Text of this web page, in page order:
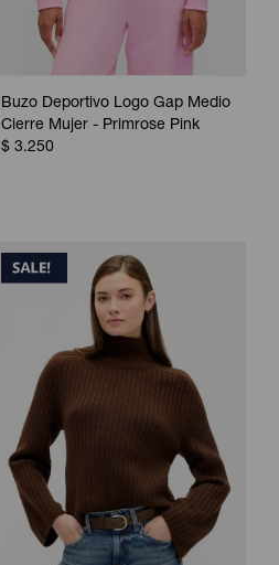
Buzo Deportivo Logo Gap Medio
Cierre Mujer - Primrose Pink
$ 3.250